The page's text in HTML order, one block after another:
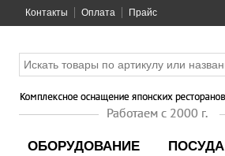
Контакты Оплата Прайс
ОБОРУДОВАНИЕ ПОСУДА